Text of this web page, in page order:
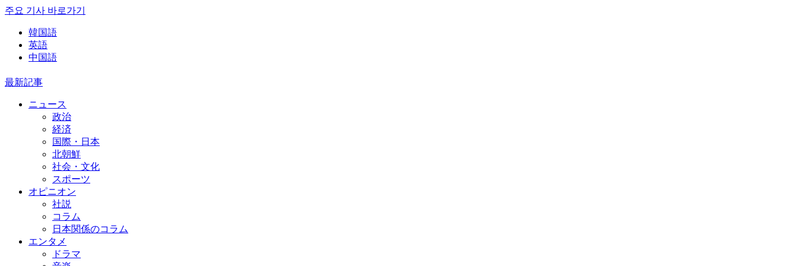
주요 기사 바로가기
韓国語
英語
中国語
最新記事
ニュース
政治
経済
国際・日本
北朝鮮
社会・文化
スポーツ
オピニオン
社説
コラム
日本関係のコラム
エンタメ
ドラマ